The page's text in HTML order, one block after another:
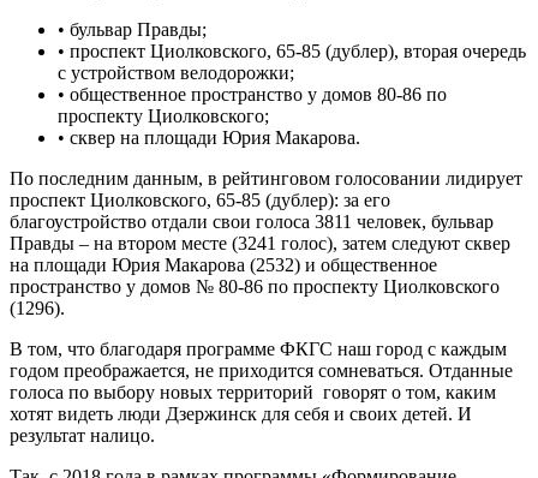
• бульвар Правды;
• проспект Циолковского, 65-85 (дублер), вторая очередь
с устройством велодорожки;
• общественное пространство у домов 80-86 по
проспекту Циолковского;
• сквер на площади Юрия Макарова.
По последним данным, в рейтинговом голосовании лидирует
проспект Циолковского, 65-85 (дублер): за его
благоустройство отдали свои голоса 3811 человек, бульвар
Правды – на втором месте (3241 голос), затем следуют сквер
на площади Юрия Макарова (2532) и общественное
пространство у домов № 80-86 по проспекту Циолковского
(1296).
В том, что благодаря программе ФКГС наш город с каждым
годом преображается, не приходится сомневаться. Отданные
голоса по выбору новых территорий говорят о том, каким
хотят видеть люди Дзержинск для себя и своих детей. И
результат налицо.